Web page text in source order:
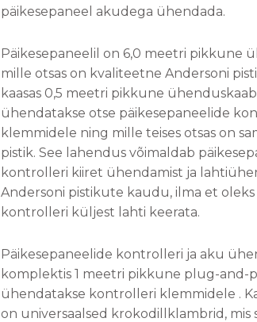
päikesepaneel akudega ühendada.
Päikesepaneelil on 6,0 meetri pikkune
mille otsas on kvaliteetne Andersoni
kaasas 0,5 meetri pikkune
ühendatakse otse päikesepaneelide
klemmidele ning mille teises otsas on
pistik. See lahendus võimaldab
kontrolleri kiiret ühendamist ja
Andersoni pistikute kaudu, ilma et oleks
kontrolleri küljest lahti keerata.
Päikesepaneelide kontrolleri ja aku
komplektis 1 meetri pikkune plug-and-
ühendatakse kontrolleri klemmidele .
on universaalsed krokodillklambrid, mis